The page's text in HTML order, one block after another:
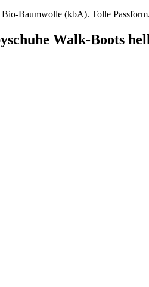
Baumwolle (kbA). Tolle
Walk-Boots